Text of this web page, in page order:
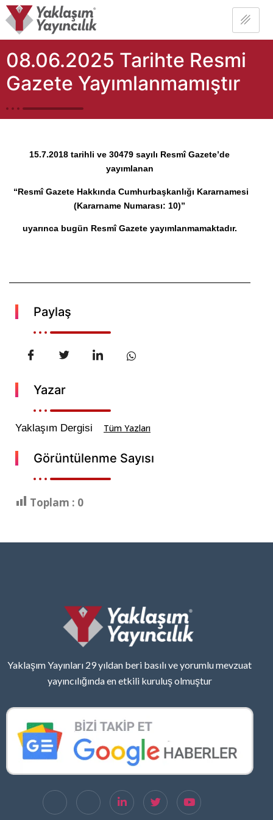
08.06.2025 Tarihte Resmi
Gazete Yayımlanmamıştır
15.7.2018 tarihli ve 30479 sayılı Resmî Gazete’de
yayımlanan
“Resmî Gazete Hakkında Cumhurbaşkanlığı Kararnamesi
(Kararname Numarası: 10)”
uyarınca bugün Resmî Gazete yayımlanmamaktadır.
Paylaş
Yazar
Yaklaşım Dergisi Tüm Yazları
Görüntülenme Sayısı
Toplam : 0
Yaklaşım Yayınları 29 yıldan beri basılı ve yorumlu mevzuat
yayıncılığında en etkili kuruluş olmuştur